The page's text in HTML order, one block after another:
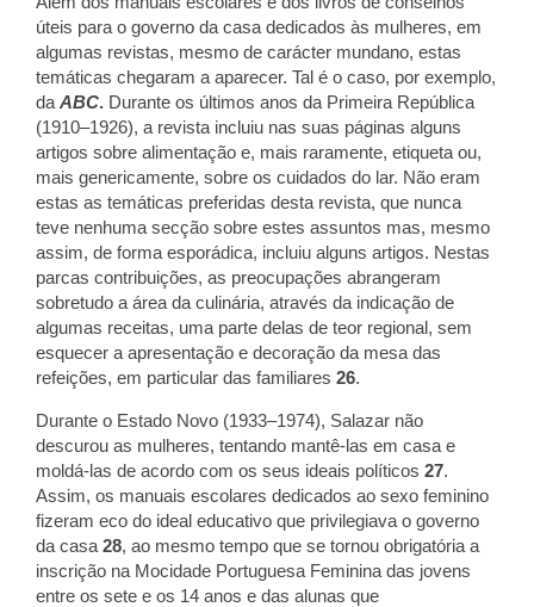
úteis para o governo da casa dedicados às mulheres, em
algumas revistas, mesmo de carácter mundano, estas
temáticas chegaram a aparecer. Tal é o caso, por exemplo,
da ABC. Durante os últimos anos da Primeira República
(1910–1926), a revista incluiu nas suas páginas alguns
artigos sobre alimentação e, mais raramente, etiqueta ou,
mais genericamente, sobre os cuidados do lar. Não eram
estas as temáticas preferidas desta revista, que nunca
teve nenhuma secção sobre estes assuntos mas, mesmo
assim, de forma esporádica, incluiu alguns artigos. Nestas
parcas contribuições, as preocupações abrangeram
sobretudo a área da culinária, através da indicação de
algumas receitas, uma parte delas de teor regional, sem
esquecer a apresentação e decoração da mesa das
refeições, em particular das familiares 26.
Durante o Estado Novo (1933–1974), Salazar não
descurou as mulheres, tentando mantê-las em casa e
moldá-las de acordo com os seus ideais políticos 27.
Assim, os manuais escolares dedicados ao sexo feminino
fizeram eco do ideal educativo que privilegiava o governo
da casa 28, ao mesmo tempo que se tornou obrigatória a
inscrição na Mocidade Portuguesa Feminina das jovens
entre os sete e os 14 anos e das alunas que